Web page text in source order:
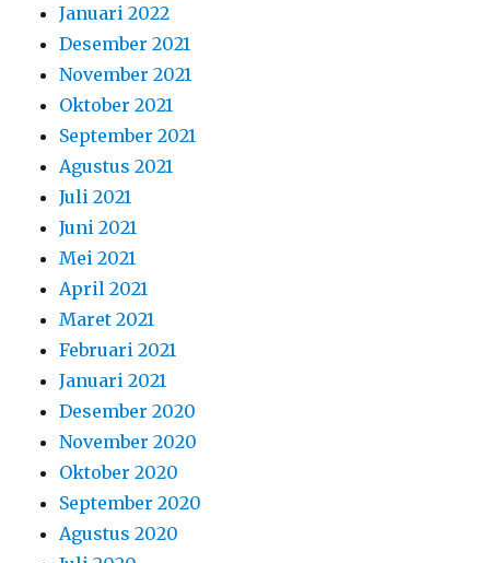
Januari 2022
Desember 2021
November 2021
Oktober 2021
September 2021
Agustus 2021
Juli 2021
Juni 2021
Mei 2021
April 2021
Maret 2021
Februari 2021
Januari 2021
Desember 2020
November 2020
Oktober 2020
September 2020
Agustus 2020